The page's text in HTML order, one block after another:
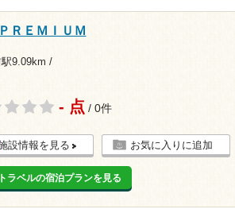
ＲＥＭＩＵＭ
9.09km /
- 点 / 0件
設情報を見る お気に入りに追加
ラベルの宿泊プランを見る